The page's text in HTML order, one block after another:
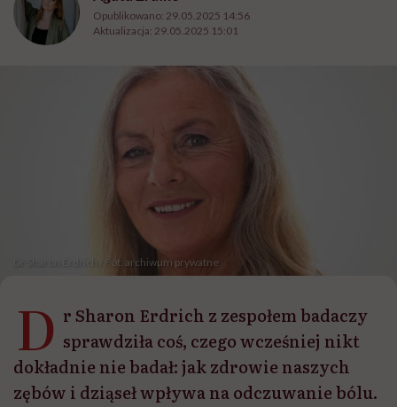
Opublikowano: 29.05.2025 14:56
Aktualizacja: 29.05.2025 15:01
Dr Sharon Erdrich / Fot. archiwum prywatne
D r Sharon Erdrich z zespołem badaczy
sprawdziła coś, czego wcześniej nikt
dokładnie nie badał: jak zdrowie naszych
zębów i dziąseł wpływa na odczuwanie bólu.